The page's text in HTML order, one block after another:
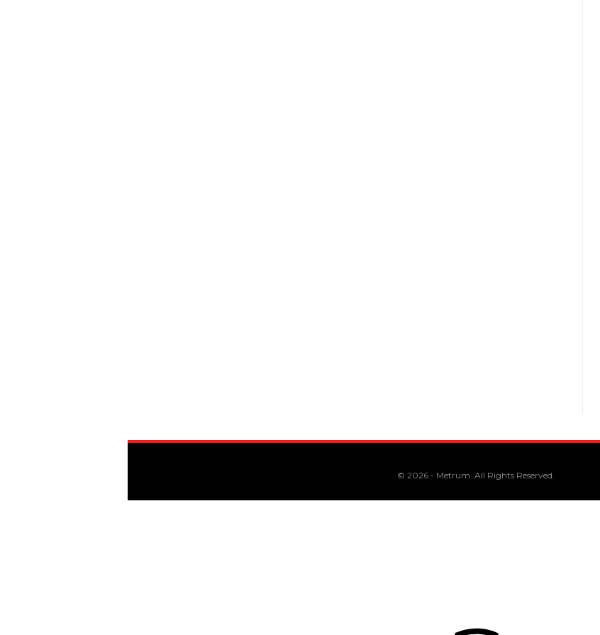
© 2026 - Metrum. All Rights Reserved.